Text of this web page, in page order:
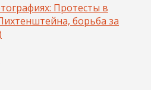
Протесты в
борьба за